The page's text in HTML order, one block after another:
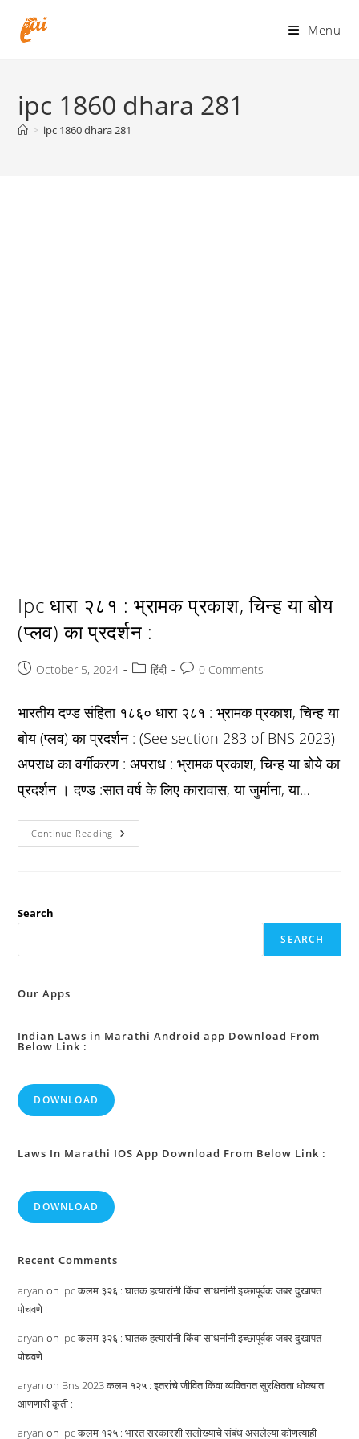
Menu
ipc 1860 dhara 281
> ipc 1860 dhara 281
Ipc धारा २८१ : भ्रामक प्रकाश, चिन्ह या बोय
(प्लव) का प्रदर्शन :
PostOctober 5, 2024
Postहिंदी
Post0 Comments
भारतीय दण्ड संहिता १८६० धारा २८१ : भ्रामक प्रकाश, चिन्ह या
बोय (प्लव) का प्रदर्शन : (See section 283 of BNS 2023)
अपराध का वर्गीकरण : अपराध : भ्रामक प्रकाश, चिन्ह या बोये का
प्रदर्शन । दण्ड :सात वर्ष के लिए कारावास, या जुर्माना, या…
Continue Reading Ipc
धारा
बोय
प्रदर्शन
Search
SEARCH
Our Apps
Indian Laws in Marathi Android app Download From
Below Link :
DOWNLOAD
Laws In Marathi IOS App Download From Below Link :
DOWNLOAD
Recent Comments
aryan on Ipc कलम ३२६ : घातक हत्यारांनी किंवा साधनांनी इच्छापूर्वक जबर दुखापत
पोचवणे :
aryan on Ipc कलम ३२६ : घातक हत्यारांनी किंवा साधनांनी इच्छापूर्वक जबर दुखापत
पोचवणे :
aryan on Bns 2023 कलम १२५ : इतरांचे जीवित किंवा व्यक्तिगत सुरक्षितता धोक्यात
आणणारी कृती :
aryan on Ipc कलम १२५ : भारत सरकारशी सलोख्याचे संबंध असलेल्या कोणत्याही